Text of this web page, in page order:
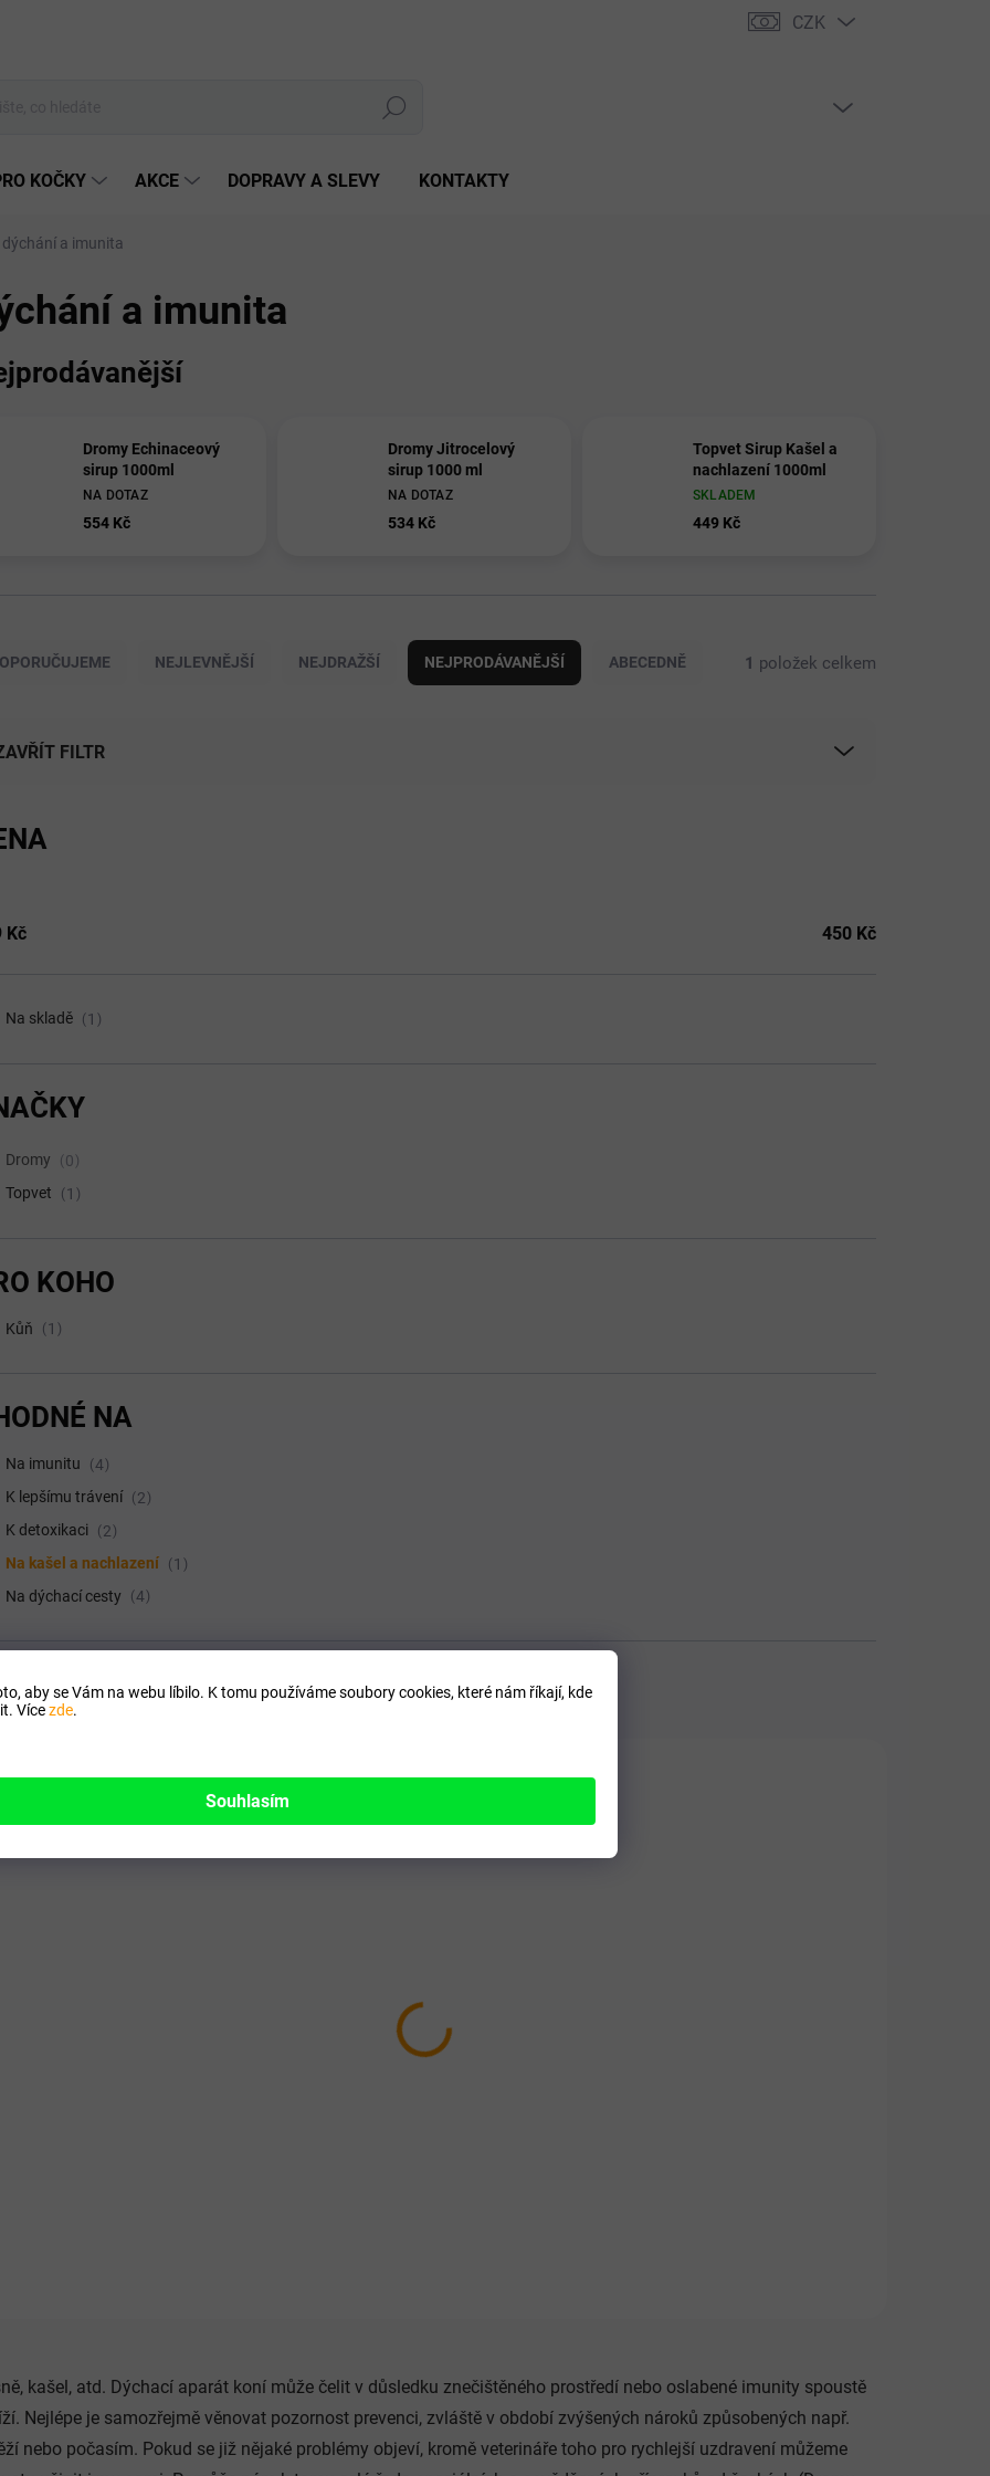
aby se Vám na webu líbilo. K tomu používáme soubory cookies, které nám říkají, kde
Vícezde.
Souhlasím
CZK
Hledat
KOČKY AKCE DOPRAVY A SLEVY KONTAKTY
dýchání a imunita
a imunita
Dromy Echinaceový
sirup 1000ml
NA DOTAZ
554 Kč
Dromy Jitrocelový
sirup 1000 ml
NA DOTAZ
534 Kč
Topvet Sirup Kašel a
nachlazení 1000ml
SKLADEM
449 Kč
NEJLEVNĚJŠÍ NEJDRAŽŠÍ NEJPRODÁVANĚJŠÍ ABECEDNĚ 1 položek celkem
FILTR
Kč 450 Kč
Na skladě 1
Dromy
0
Topvet
1
KOHO
Kůň 1
NA
Na imunitu
4
K lepšímu trávení
2
K detoxikaci
2
Na kašel a nachlazení
1
Na dýchací cesty
4
l
á
a
kašel, atd. Dýchací aparát koní může čelit v důsledku znečištěného prostředí nebo oslabené imunity spoustě
Nejlépe je samozřejmě věnovat pozornost prevenci, zvláště v období zvýšených nároků způsobených např.
nebo počasím. Pokud se již nějaké problémy objeví, kromě veterináře toho pro rychlejší uzdravení můžeme